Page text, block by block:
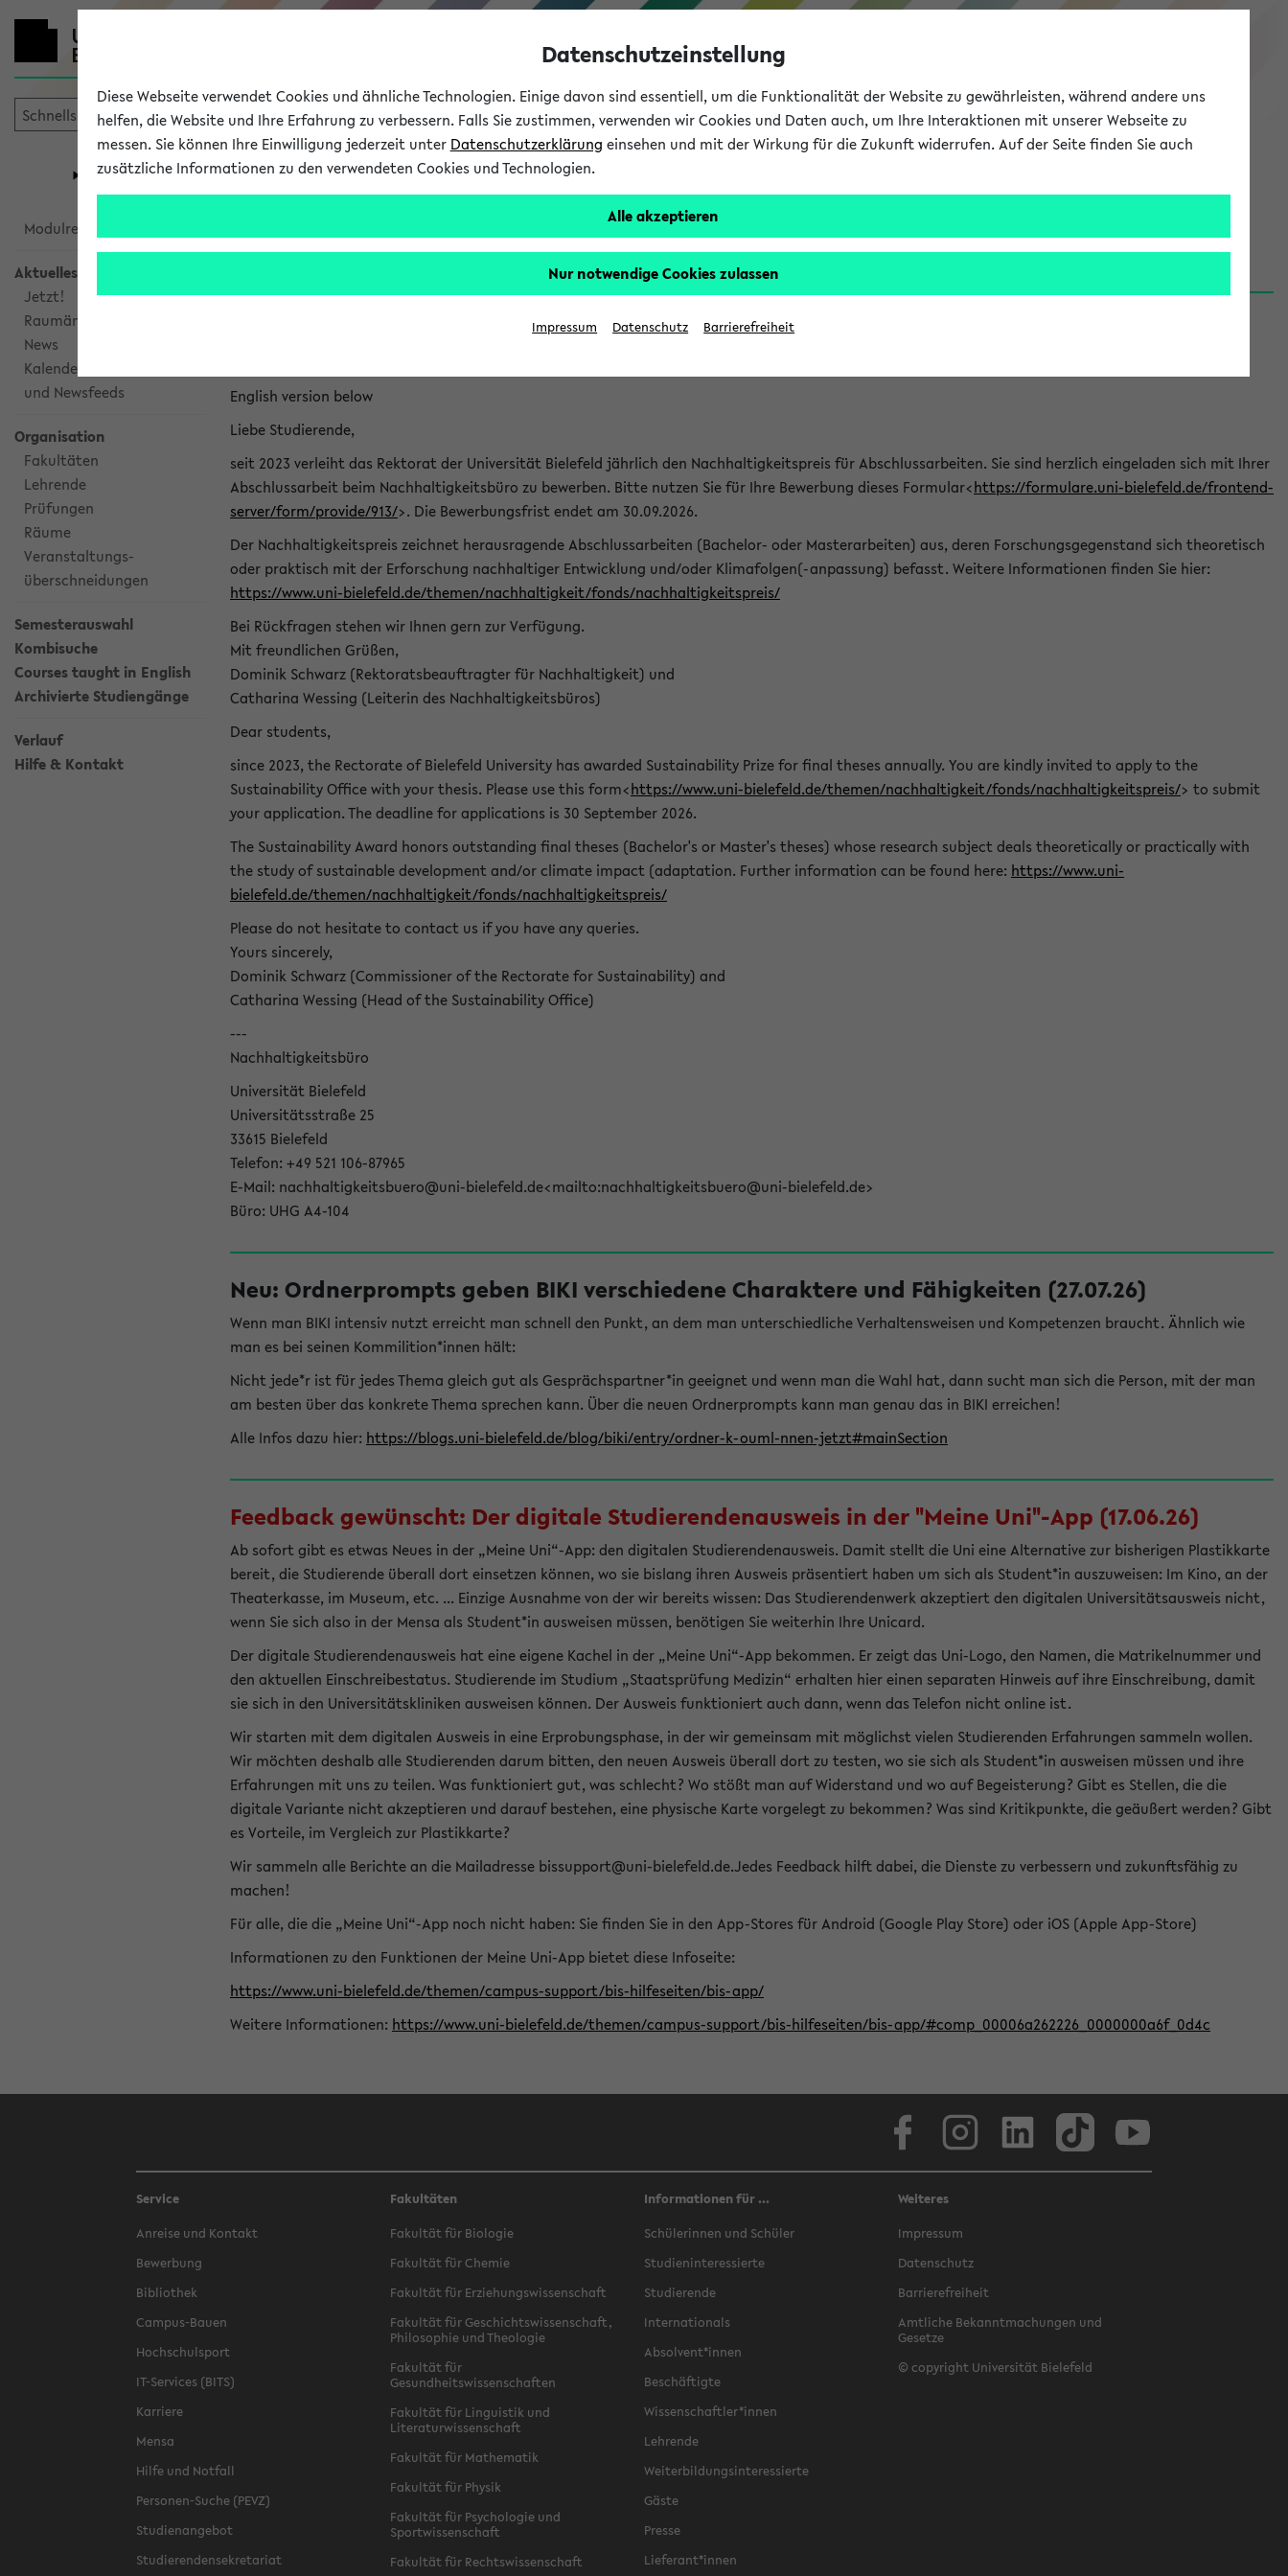
eKVV
Universität Forschung Studium
eKVV
Modulrecherche
Aktuelles
Jetzt!
Raumänderungen
News
Kalenderintegration
und Newsfeeds
Organisation
Fakultäten
Lehrende
Prüfungen
Räume
Veranstaltungs-
überschneidungen
Semesterauswahl
Kombisuche
Courses taught in English
Archivierte Studiengänge
Verlauf
Hilfe & Kontakt
eKVV News
Nachhaltigkeitspreis 2026: Bewerbungsphase gestartet (06.08.26)
English version below
Liebe Studierende,
seit 2023 verleiht das Rektorat der Universität Bielefeld jährlich den Nachhaltigkeitspreis für Abschlussarbeiten. Sie sind herzlich eingeladen sich mit Ihrer
Abschlussarbeit beim Nachhaltigkeitsbüro zu bewerben. Bitte nutzen Sie für Ihre Bewerbung dieses Formular<https://formulare.uni-bielefeld.de/frontend-
server/form/provide/913/>. Die Bewerbungsfrist endet am 30.09.2026.
Der Nachhaltigkeitspreis zeichnet herausragende Abschlussarbeiten (Bachelor- oder Masterarbeiten) aus, deren Forschungsgegenstand sich theoretisch
oder praktisch mit der Erforschung nachhaltiger Entwicklung und/oder Klimafolgen(-anpassung) befasst. Weitere Informationen finden Sie hier:
https://www.uni-bielefeld.de/themen/nachhaltigkeit/fonds/nachhaltigkeitspreis/
Bei Rückfragen stehen wir Ihnen gern zur Verfügung.
Mit freundlichen Grüßen,
Dominik Schwarz (Rektoratsbeauftragter für Nachhaltigkeit) und
Catharina Wessing (Leiterin des Nachhaltigkeitsbüros)
Dear students,
since 2023, the Rectorate of Bielefeld University has awarded Sustainability Prize for final theses annually. You are kindly invited to apply to the
Sustainability Office with your thesis. Please use this form<https://www.uni-bielefeld.de/themen/nachhaltigkeit/fonds/nachhaltigkeitspreis/> to submit
your application. The deadline for applications is 30 September 2026.
The Sustainability Award honors outstanding final theses (Bachelor's or Master's theses) whose research subject deals theoretically or practically with
the study of sustainable development and/or climate impact (adaptation. Further information can be found here: https://www.uni-
bielefeld.de/themen/nachhaltigkeit/fonds/nachhaltigkeitspreis/
Please do not hesitate to contact us if you have any queries.
Yours sincerely,
Dominik Schwarz (Commissioner of the Rectorate for Sustainability) and
Catharina Wessing (Head of the Sustainability Office)
---
Nachhaltigkeitsbüro
Universität Bielefeld
Universitätsstraße 25
33615 Bielefeld
Telefon: +49 521 106-87965
E-Mail: nachhaltigkeitsbuero@uni-bielefeld.de<mailto:nachhaltigkeitsbuero@uni-bielefeld.de>
Büro: UHG A4-104
Neu: Ordnerprompts geben BIKI verschiedene Charaktere und Fähigkeiten (27.07.26)
Wenn man BIKI intensiv nutzt erreicht man schnell den Punkt, an dem man unterschiedliche Verhaltensweisen und Kompetenzen braucht. Ähnlich wie
man es bei seinen Kommilition*innen hält:
Nicht jede*r ist für jedes Thema gleich gut als Gesprächspartner*in geeignet und wenn man die Wahl hat, dann sucht man sich die Person, mit der man
am besten über das konkrete Thema sprechen kann. Über die neuen Ordnerprompts kann man genau das in BIKI erreichen!
Alle Infos dazu hier: https://blogs.uni-bielefeld.de/blog/biki/entry/ordner-k-ouml-nnen-jetzt#mainSection
Feedback gewünscht: Der digitale Studierendenausweis in der "Meine Uni"-App (17.06.26)
Ab sofort gibt es etwas Neues in der „Meine Uni“-App: den digitalen Studierendenausweis. Damit stellt die Uni eine Alternative zur bisherigen Plastikkarte
bereit, die Studierende überall dort einsetzen können, wo sie bislang ihren Ausweis präsentiert haben um sich als Student*in auszuweisen: Im Kino, an der
Theaterkasse, im Museum, etc. ... Einzige Ausnahme von der wir bereits wissen: Das Studierendenwerk akzeptiert den digitalen Universitätsausweis nicht,
wenn Sie sich also in der Mensa als Student*in ausweisen müssen, benötigen Sie weiterhin Ihre Unicard.
Der digitale Studierendenausweis hat eine eigene Kachel in der „Meine Uni“-App bekommen. Er zeigt das Uni-Logo, den Namen, die Matrikelnummer und
den aktuellen Einschreibestatus. Studierende im Studium „Staatsprüfung Medizin“ erhalten hier einen separaten Hinweis auf ihre Einschreibung, damit
sie sich in den Universitätskliniken ausweisen können. Der Ausweis funktioniert auch dann, wenn das Telefon nicht online ist.
Wir starten mit dem digitalen Ausweis in eine Erprobungsphase, in der wir gemeinsam mit möglichst vielen Studierenden Erfahrungen sammeln wollen.
Wir möchten deshalb alle Studierenden darum bitten, den neuen Ausweis überall dort zu testen, wo sie sich als Student*in ausweisen müssen und ihre
Erfahrungen mit uns zu teilen. Was funktioniert gut, was schlecht? Wo stößt man auf Widerstand und wo auf Begeisterung? Gibt es Stellen, die die
digitale Variante nicht akzeptieren und darauf bestehen, eine physische Karte vorgelegt zu bekommen? Was sind Kritikpunkte, die geäußert werden? Gibt
es Vorteile, im Vergleich zur Plastikkarte?
Wir sammeln alle Berichte an die Mailadresse bissupport@uni-bielefeld.de.Jedes Feedback hilft dabei, die Dienste zu verbessern und zukunftsfähig zu
machen!
Für alle, die die „Meine Uni“-App noch nicht haben: Sie finden Sie in den App-Stores für Android (Google Play Store) oder iOS (Apple App-Store)
Informationen zu den Funktionen der Meine Uni-App bietet diese Infoseite:
https://www.uni-bielefeld.de/themen/campus-support/bis-hilfeseiten/bis-app/
Weitere Informationen: https://www.uni-bielefeld.de/themen/campus-support/bis-hilfeseiten/bis-app/#comp_00006a262226_0000000a6f_0d4c
Service
Anreise und Kontakt
Bewerbung
Bibliothek
Campus-Bauen
Hochschulsport
IT-Services (BITS)
Karriere
Mensa
Hilfe und Notfall
Personen-Suche (PEVZ)
Studienangebot
Studierendensekretariat
Fakultäten
Fakultät für Biologie
Fakultät für Chemie
Fakultät für Erziehungswissenschaft
Fakultät für Geschichtswissenschaft,
Philosophie und Theologie
Fakultät für
Gesundheitswissenschaften
Fakultät für Linguistik und
Literaturwissenschaft
Fakultät für Mathematik
Fakultät für Physik
Fakultät für Psychologie und
Sportwissenschaft
Fakultät für Rechtswissenschaft
Informationen für ...
Schülerinnen und Schüler
Studieninteressierte
Studierende
Internationals
Absolvent*innen
Beschäftigte
Wissenschaftler*innen
Lehrende
Weiterbildungsinteressierte
Gäste
Presse
Lieferant*innen
Weiteres
Impressum
Datenschutz
Barrierefreiheit
Amtliche Bekanntmachungen und
Gesetze
© copyright Universität Bielefeld
Datenschutzeinstellung
Diese Webseite verwendet Cookies und ähnliche Technologien. Einige davon sind essentiell, um die Funktionalität der Website zu gewährleisten, während andere uns
helfen, die Website und Ihre Erfahrung zu verbessern. Falls Sie zustimmen, verwenden wir Cookies und Daten auch, um Ihre Interaktionen mit unserer Webseite zu
messen. Sie können Ihre Einwilligung jederzeit unter Datenschutzerklärung einsehen und mit der Wirkung für die Zukunft widerrufen. Auf der Seite finden Sie auch
zusätzliche Informationen zu den verwendeten Cookies und Technologien.
Alle akzeptieren
Nur notwendige Cookies zulassen
Impressum Datenschutz Barrierefreiheit